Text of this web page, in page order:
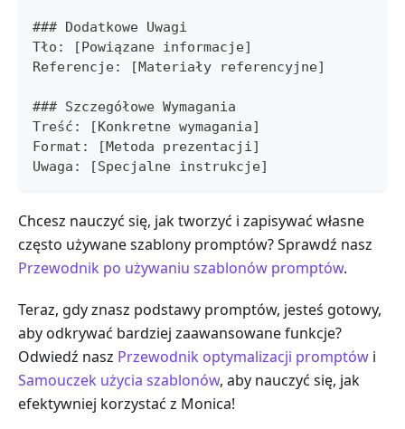
### Dodatkowe Uwagi
Tło: [Powiązane informacje]
Referencje: [Materiały referencyjne]
### Szczegółowe Wymagania
Treść: [Konkretne wymagania]
Format: [Metoda prezentacji]
Uwaga: [Specjalne instrukcje]
Chcesz nauczyć się, jak tworzyć i zapisywać własne
często używane szablony promptów? Sprawdź nasz
Przewodnik po używaniu szablonów promptów.
Teraz, gdy znasz podstawy promptów, jesteś gotowy,
aby odkrywać bardziej zaawansowane funkcje?
Odwiedź nasz Przewodnik optymalizacji promptów i
Samouczek użycia szablonów, aby nauczyć się, jak
efektywniej korzystać z Monica!